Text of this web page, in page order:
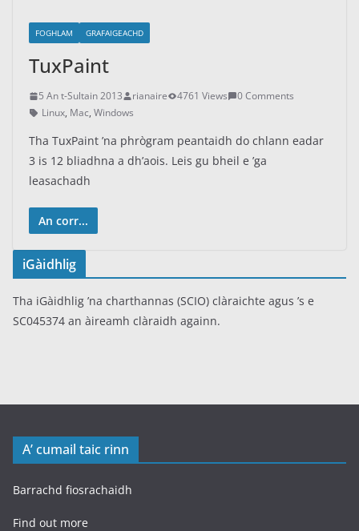
FOGHLAM GRAFAIGEACHD
TuxPaint
5 An t-Sultain 2013 rianaire 4761 Views
0 Comments
Linux, Mac, Windows
Tha TuxPaint ’na phrògram peantaidh do chlann eadar
3 is 12 bliadhna a dh’aois. Leis gu bheil e ’ga
leasachadh
An corr...
iGàidhlig
Tha iGàidhlig ’na charthannas (SCIO) clàraichte agus ’s e
SC045374 an àireamh clàraidh againn.
A’ cumail taic rinn
Barrachd fiosrachaidh
Find out more